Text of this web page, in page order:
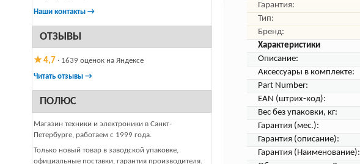
Наши контакты →
ОТЗЫВЫ
★ 4,7 · 1639 оценок на Яндексе
Читать отзывы →
ПОЛЮС
Магазин техники и электроники в Санкт-
Петербурге, работаем с 1999 года.
Только новый товар в заводской упаковке,
официальные поставки, гарантия производителя.
Гарантия:
Тип:
Бренд:
Характеристики
Описание:
Аксессуары в комплекте:
Part Number:
EAN (штрих-код):
Вес без упаковки, кг:
Гарантия (мес.):
Гарантия (описание):
Гарантия (Наименование):